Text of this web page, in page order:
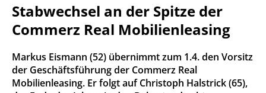
Stabwechsel an der Spitze der
Commerz Real Mobilienleasing
Markus Eismann (52) übernimmt zum 1.4. den Vorsitz
der Geschäftsführung der Commerz Real
Mobilienleasing. Er folgt auf Christoph Halstrick (65),